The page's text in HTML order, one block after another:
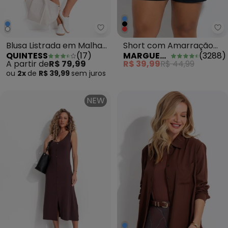
Quintess - Blusa Listrada em
Blusa Listrada em Malha
de Algodão com Bordado
de Coração
QUINTESS (17)
A partir deR$ 79,99
ou 2x de R$ 39,99 sem juros
Short com Amarração
Preto Plus Size
MARGUERITE (3288)
R$ 39,99R$ 44,99
NEW